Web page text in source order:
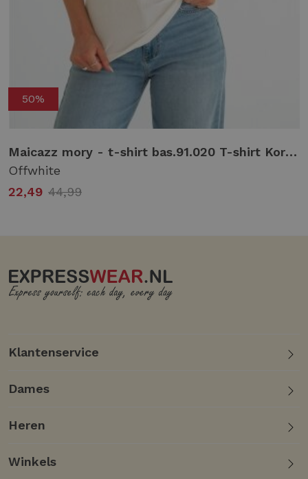
50%
Maicazz mory - t-shirt bas.91.020 T-shirt Korte mouw offwhite
Offwhite
22,49 44,99
Klantenservice
Dames
Heren
Winkels